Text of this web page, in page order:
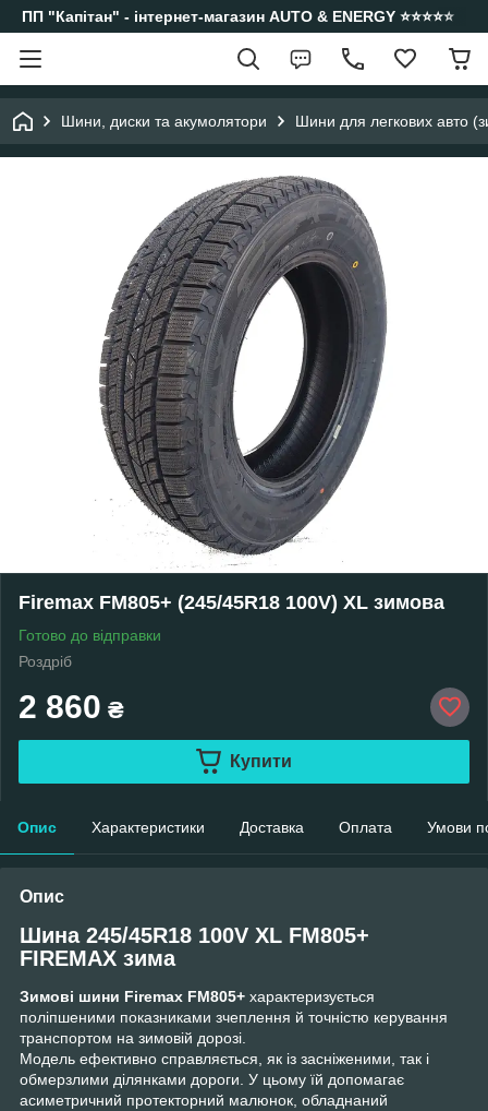
ПП "Капітан" - інтернет-магазин AUTO & ENERGY ⭐️⭐️⭐️⭐️⭐️
Шини, диски та акумолятори Шини для легкових авто
Firemax FM805+ (245/45R18 100V) XL зимова
Готово до відправки
Роздріб
2 860 ₴
Купити
Опис Характеристики Доставка Оплата Умови
Опис
Шина 245/45R18 100V XL FM805+
FIREMAX зима
Зимові шини Firemax FM805+ характеризується
поліпшеними показниками зчеплення й точністю керування
транспортом на зимовій дорозі.
Модель ефективно справляється, як із засніженими, так і
обмерзлими ділянками дороги. У цьому їй допомагає
асиметричний протекторний малюнок, обладнаний